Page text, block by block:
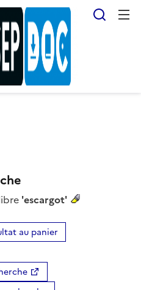
'escargot'
d'une modale)
au panier